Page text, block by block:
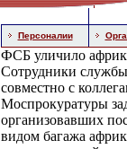
Персоналии
ФСБ уличило
Сотрудники
совместно с
Моспрокуратуры
организовавших
видом багажа